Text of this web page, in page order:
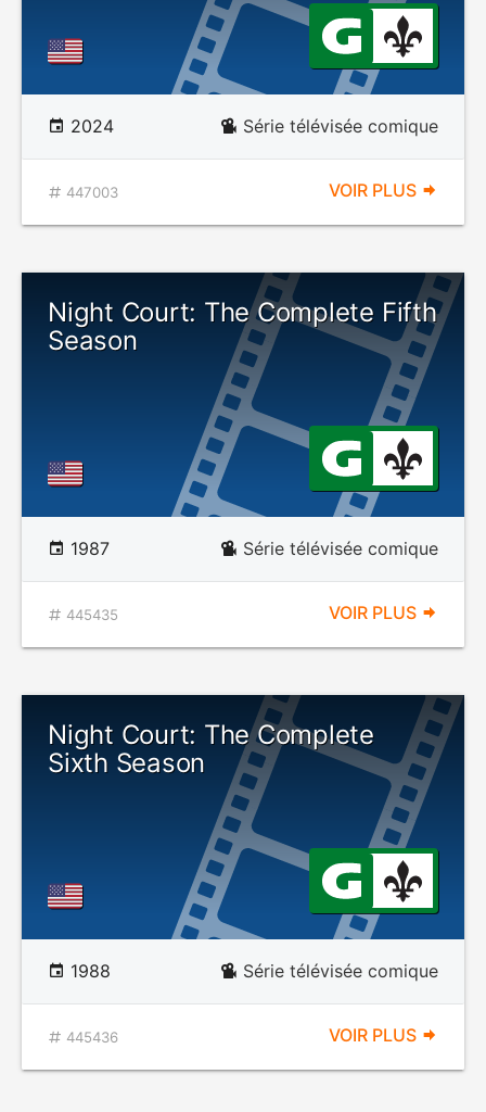
2024 Série télévisée comique
447003 VOIR PLUS
Night Court: The Complete Fifth
Season
1987 Série télévisée comique
445435 VOIR PLUS
Night Court: The Complete
Sixth Season
1988 Série télévisée comique
445436 VOIR PLUS